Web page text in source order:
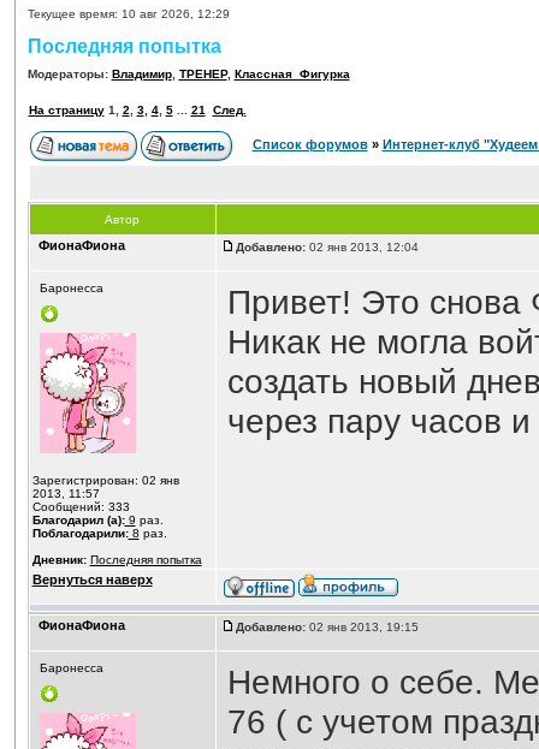
Текущее время: 10 авг 2026, 12:29
Последняя попытка
Модераторы: Владимир, ТРЕНЕР, Классная_Фигурка
На страницу 1 2 3, 4, 5... 21 След.
Список форумов» Интернет-клуб
Автор
ФионаФиона Добавлено:02 янв 2013, 12:04
Баронесса
Зарегистрирован: 02 янв
2013, 11:57
Сообщений: 333
Благодарил (а):9 раз.
Поблагодарили:8 раз.
Дневник: Последняя попытка
Привет! Это
Никак не могла
создать новый
через пару часов и
Вернуться наверх
ФионаФиона Добавлено:02 янв 2013, 19:15
Баронесса
Немного о себе.
76 ( с учетом